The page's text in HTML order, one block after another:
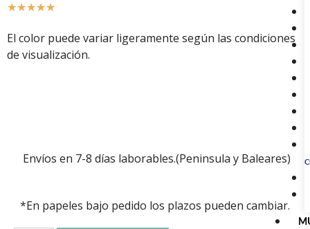
☆☆☆☆☆
El color puede variar ligeramente según las condiciones
de visualización.
Envíos en 7-8 días laborables.(Peninsula y Baleares)
*En papeles bajo pedido los plazos pueden cambiar.